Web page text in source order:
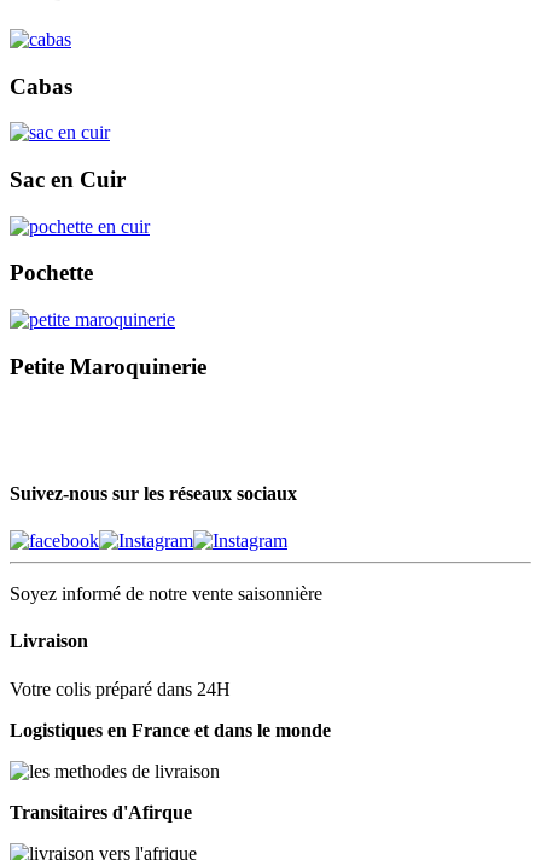
Cabas
Sac en Cuir
Pochette
Petite Maroquinerie
Suivez-nous sur les réseaux sociaux
Soyez informé de notre vente saisonnière
Livraison
Votre colis préparé dans 24H
Logistiques en France et dans le monde
Transitaires d'Afirque